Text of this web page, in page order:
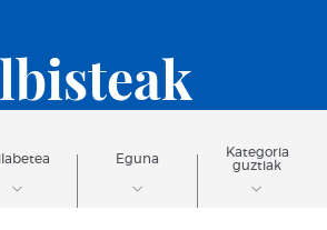
Eguna
Kategoria
guztiak